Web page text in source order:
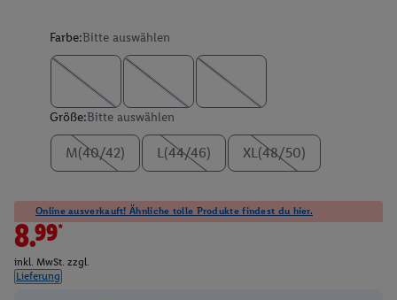
Farbe:Bitte auswählen
Größe:Bitte auswählen
M(40/42) L(44/46) XL(48/50)
Online ausverkauft! Ähnliche tolle Produkte findest du hier.
8.99*
inkl. MwSt. zzgl.
Lieferung